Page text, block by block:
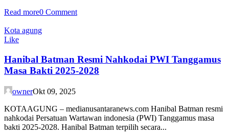
Read more0 Comment
Kota agung
Like
Hanibal Batman Resmi Nahkodai PWI Tanggamus
Masa Bakti 2025-2028
ownerOkt 09, 2025
KOTAAGUNG – medianusantaranews.com Hanibal Batman resmi
nahkodai Persatuan Wartawan indonesia (PWI) Tanggamus masa
bakti 2025-2028. Hanibal Batman terpilih secara...